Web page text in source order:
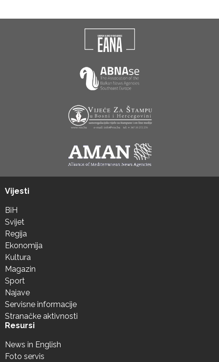
Vijesti
BiH
Svijet
Regija
Ekonomija
Kultura
Magazin
Sport
Najave
Servisne informacije
Stranačke aktivnosti
Resursi
News in English
Foto servis